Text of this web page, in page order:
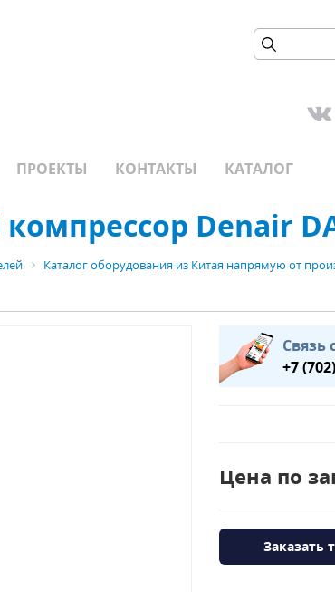
ПРОЕКТЫ КОНТАКТЫ КАТАЛОГ
Denair
Каталог оборудования из Китая напрямую от
Связь
+7
Цена по
Заказать